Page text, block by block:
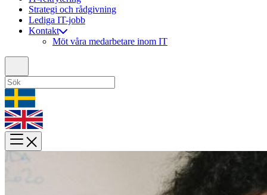
Strategi och rådgivning
Lediga IT-jobb
Kontakt
Möt våra medarbetare inom IT